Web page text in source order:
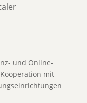
und Online-
mit